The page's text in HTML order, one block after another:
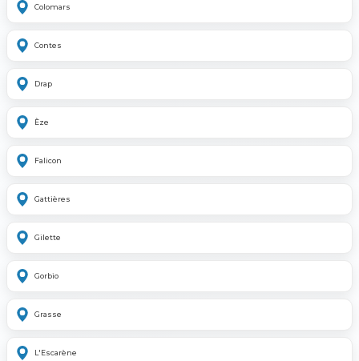
Colomars
Contes
Drap
Èze
Falicon
Gattières
Gilette
Gorbio
Grasse
L'Escarène